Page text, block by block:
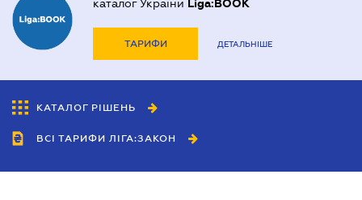
каталог України Liga:BOOK
ТАРИФИ ДЕТАЛЬНІШЕ
КАТАЛОГ РІШЕНЬ
ВСІ ТАРИФИ ЛІГА:ЗАКОН